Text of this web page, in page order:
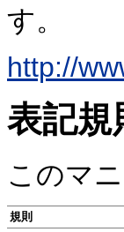
す。
http://
表記規
このマ
規則